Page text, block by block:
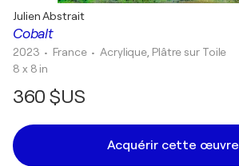
Cobalt
Julien Abstrait
2023 • France •Acrylique, Plâtre sur Toile
8 x 8 in
360 $US
Acquérir cette œuvre